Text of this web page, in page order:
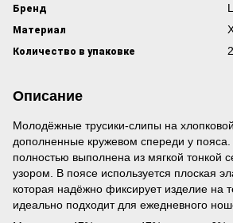
Бренд
Материал
Количество в упаковке
Описание
Молодёжные трусики-слипы на
дополненные кружевом спереди у пояса.
полностью выполнена из мягкой тонкой
узором. В поясе используется плоская
которая надёжно фиксирует изделие на
идеально подходит для ежедневного